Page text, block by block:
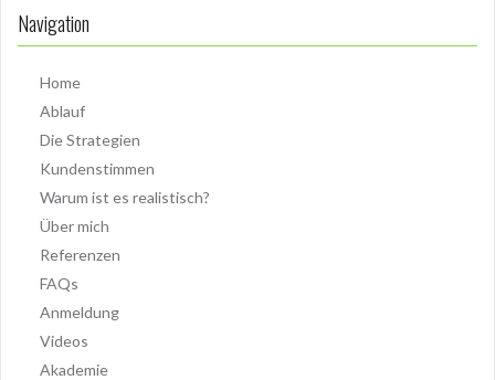
Navigation
Home
Ablauf
Die Strategien
Kundenstimmen
Warum ist es realistisch?
Über mich
Referenzen
FAQs
Anmeldung
Videos
Akademie